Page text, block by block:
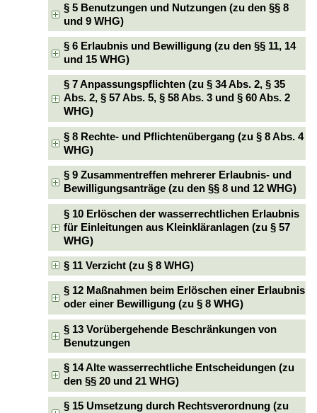
§ 5 Benutzungen und Nutzungen (zu den §§ 8
und 9 WHG)
§ 6 Erlaubnis und Bewilligung (zu den §§ 11, 14
und 15 WHG)
§ 7 Anpassungspflichten (zu § 34 Abs. 2, § 35
Abs. 2, § 57 Abs. 5, § 58 Abs. 3 und § 60 Abs. 2
WHG)
§ 8 Rechte- und Pflichtenübergang (zu § 8 Abs. 4
WHG)
§ 9 Zusammentreffen mehrerer Erlaubnis- und
Bewilligungsanträge (zu den §§ 8 und 12 WHG)
§ 10 Erlöschen der wasserrechtlichen Erlaubnis
für Einleitungen aus Kleinkläranlagen (zu § 57
WHG)
§ 11 Verzicht (zu § 8 WHG)
§ 12 Maßnahmen beim Erlöschen einer Erlaubnis
oder einer Bewilligung (zu § 8 WHG)
§ 13 Vorübergehende Beschränkungen von
Benutzungen
§ 14 Alte wasserrechtliche Entscheidungen (zu
den §§ 20 und 21 WHG)
§ 15 Umsetzung durch Rechtsverordnung (zu